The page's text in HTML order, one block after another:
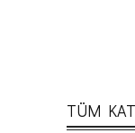
TÜM